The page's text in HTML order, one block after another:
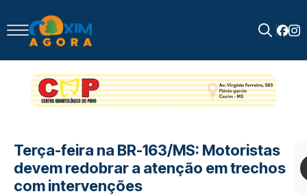
for:
Terça-feira na BR-163/MS: Motoristas
devem redobrar a atenção em trechos
com intervenções